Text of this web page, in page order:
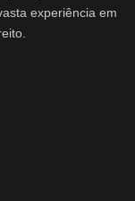
experiência em